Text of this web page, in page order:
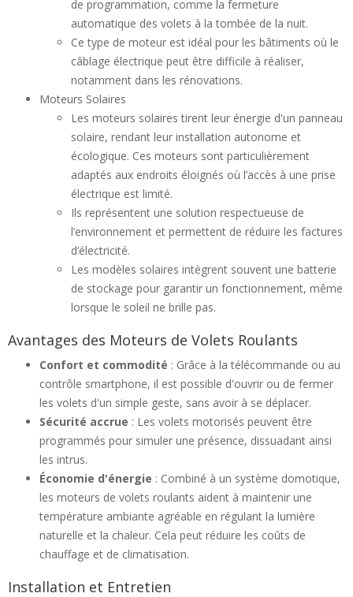
de programmation, comme la fermeture
automatique des volets à la tombée de la nuit.
Ce type de moteur est idéal pour les bâtiments où le
câblage électrique peut être difficile à réaliser,
notamment dans les rénovations.
Moteurs Solaires
Les moteurs solaires tirent leur énergie d'un panneau
solaire, rendant leur installation autonome et
écologique. Ces moteurs sont particulièrement
adaptés aux endroits éloignés où l’accès à une prise
électrique est limité.
Ils représentent une solution respectueuse de
l’environnement et permettent de réduire les factures
d’électricité.
Les modèles solaires intègrent souvent une batterie
de stockage pour garantir un fonctionnement, même
lorsque le soleil ne brille pas.
Avantages des Moteurs de Volets Roulants
Confort et commodité : Grâce à la télécommande ou au
contrôle smartphone, il est possible d'ouvrir ou de fermer
les volets d'un simple geste, sans avoir à se déplacer.
Sécurité accrue : Les volets motorisés peuvent être
programmés pour simuler une présence, dissuadant ainsi
les intrus.
Économie d'énergie : Combiné à un système domotique,
les moteurs de volets roulants aident à maintenir une
température ambiante agréable en régulant la lumière
naturelle et la chaleur. Cela peut réduire les coûts de
chauffage et de climatisation.
Installation et Entretien